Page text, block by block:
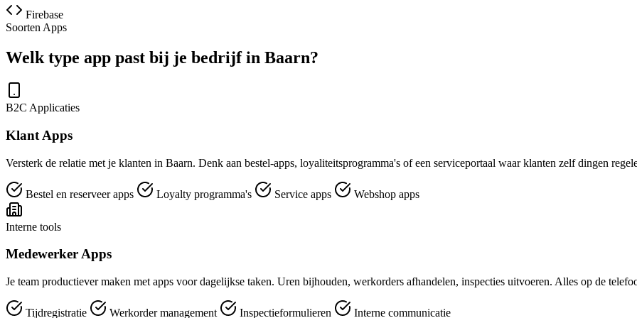
Firebase
Soorten Apps
Welk type app past bij je bedrijf in Baarn?
B2C Applicaties
Klant Apps
Versterk de relatie met je klanten in Baarn. Denk aan bestel-apps, loyaliteitsprogramma's of een serviceportaal waar klanten zelf dingen
Bestel en reserveer apps Loyalty programma's Service apps Webshop apps
Interne tools
Medewerker Apps
Je team productiever maken met apps voor dagelijkse taken. Uren bijhouden, werkorders afhandelen, inspecties uitvoeren. Alles op de
Tijdregistratie Werkorder management Inspectieformulieren Interne communicatie